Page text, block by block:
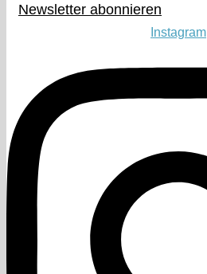
Newsletter abonnieren​
Instagram